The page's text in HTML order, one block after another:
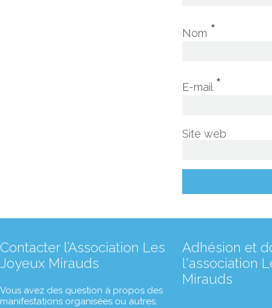
Nom *
E-mail *
Site web
Contacter l’Association Les
Joyeux Mirauds
Vous avez des question à propos des
manifestations organisées ou autres,
Adhésion et
l'association
Mirauds